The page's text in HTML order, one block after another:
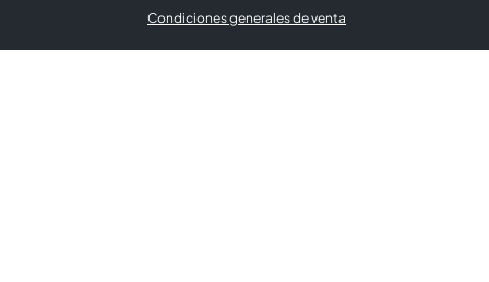
Condiciones generales de venta